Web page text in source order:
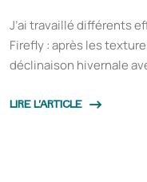
J’ai travaillé différents
Firefly : après les
déclinaison hivernale
LIRE L'ARTICLE